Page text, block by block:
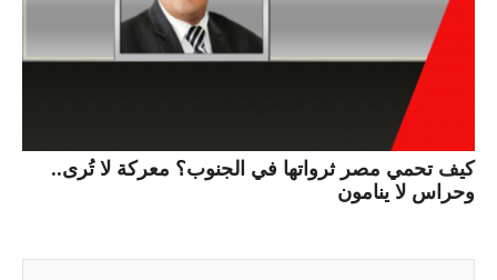
كيف تحمي مصر ثرواتها في الجنوب؟ معركة لا تُرى..
وحراس لا ينامون